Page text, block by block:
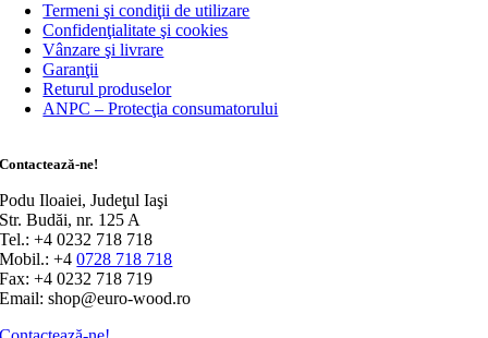
Termeni şi condiţii de utilizare
Confidenţialitate şi cookies
Vânzare şi livrare
Garanţii
Returul produselor
ANPC – Protecţia consumatorului
Contactează-ne!
Podu Iloaiei, Judeţul Iaşi
Str. Budăi, nr. 125 A
Tel.: +4 0232 718 718
Mobil.: +40728 718 718
Fax: +4 0232 718 719
Email: shop@euro-wood.ro